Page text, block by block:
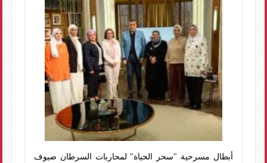
أبطال مسرحية "سحر الحياة" لمحاربات السرطان ضيوف